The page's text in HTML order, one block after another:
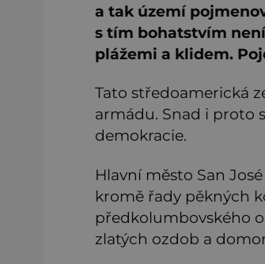
a tak území
s tím bohatstvím
plážemi a klidem.
Tato středoamerická
armádu. Snad i proto
demokracie.
Hlavní město San
kromě řady pěkných
předkolumbovského
zlatých ozdob a